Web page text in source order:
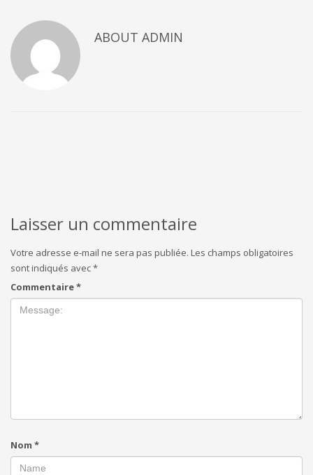
ABOUT ADMIN
Laisser un commentaire
Votre adresse e-mail ne sera pas publiée. Les champs obligatoires
sont indiqués avec*
Commentaire*
Nom *